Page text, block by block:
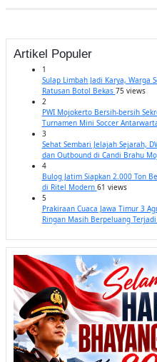
Artikel Populer
1
Sulap Limbah Jadi Karya, Warga
Ratusan Botol Bekas 75 views
2
PWI Mojokerto Bersih-bersih
Turnamen Mini Soccer
3
Sehat Sembari Jelajah Sejarah,
dan Outbound di Candi Brahu
4
Bulog Jatim Siapkan 2.000 Ton
di Ritel Modern 61 views
5
Prakiraan Cuaca Jawa Timur 3
Ringan Masih Berpeluang Terjadi